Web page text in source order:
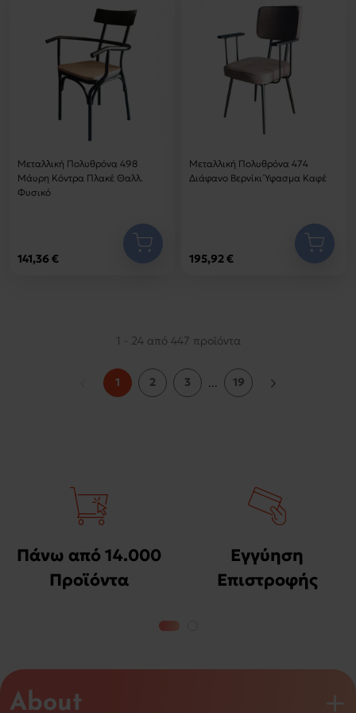
Μεταλλική Πολυθρόνα 498
Μάυρη Κόντρα Πλακέ Θαλλ.
Φυσικό
141,36 €
Μεταλλική Πολυθρόνα 474
Διάφανο Βερνίκι Ύφασμα Καφέ
195,92 €
1 - 24 από 447 προϊόντα
1 2 3 ... 19
Πάνω από 14.000
Προϊόντα
Εγγύηση
Επιστροφής
About